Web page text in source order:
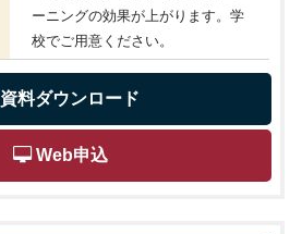
ーニングの効果が上がります。学
校でご用意ください。
資料ダウンロード
Web申込